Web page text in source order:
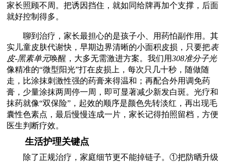
家长照顾不周。把诱因挡住，就如同给牌再加个支撑，后面
就好控制得多。
聊到治疗，家长最担心的是孩子小、用药怕副作用。其
实儿童皮肤代谢快，早期边界清晰的小面积皮损，只要把表
皮-黑素单元唤醒，大多无需激进方案。我们用308准分子光
像精准的“微型阳光”打在皮损上，每次只几十秒，随做随
走，比涂抹刺激性强的药膏来得温和；再配合外用调免药
膏，少量涂抹两周停一周，即可显著减少新发白斑。光疗和
抹药就像“双保险”，起效的顺序是颜色先转淡红，再出现毛
囊性色素点，最后慢慢连成一片，家长记得拍照留档，方便
医生判断疗效。
生活护理关键点
除了正规治疗，家庭细节更不能掉链子。①把防晒升级